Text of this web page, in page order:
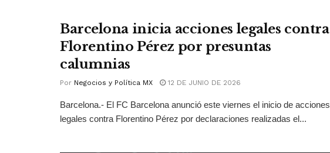
Barcelona inicia acciones legales contra
Florentino Pérez por presuntas
calumnias
Por Negocios y Política MX 12 DE JUNIO DE 2026
Barcelona.- El FC Barcelona anunció este viernes el inicio de acciones
legales contra Florentino Pérez por declaraciones realizadas el...